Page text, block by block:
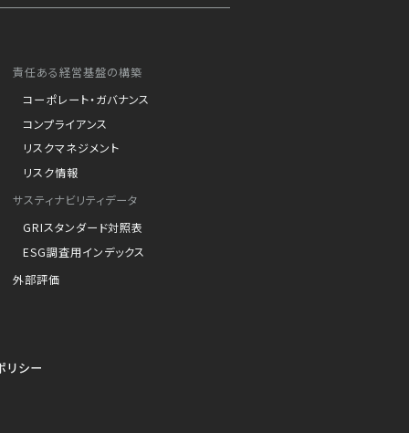
責任ある経営基盤の構築
コーポレート・ガバナンス
コンプライアンス
リスクマネジメント
リスク情報
サスティナビリティデータ
GRIスタンダード対照表
ESG調査用インデックス
外部評価
リシー